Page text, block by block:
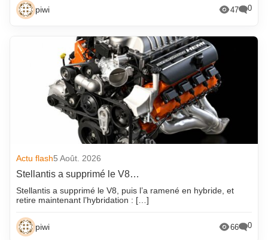
piwi 47 0
Actu flash5 Août. 2026
Stellantis a supprimé le V8…
Stellantis a supprimé le V8, puis l’a ramené en hybride, et
retire maintenant l’hybridation : […]
piwi 66 0